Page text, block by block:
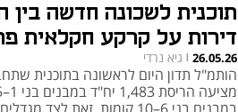
דירות על קרקע חקלאית
26.05.26
| גיא נרדי
הותמ"ל תדון היום לראשונה בתוכנית